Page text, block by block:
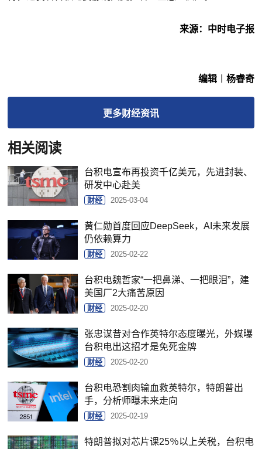
来源：中时电子报
编辑︱杨睿奇
更多财经资讯
相关阅读
台积电宣布再投资千亿美元，先进封装、
研发中心赴美
财经 2025-03-04
黄仁勋首度回应DeepSeek，AI未来发展
仍依赖算力
财经 2025-02-22
台积电魏哲家“一把鼻涕、一把眼泪”，建
美国厂2大痛苦原因
财经 2025-02-20
张忠谋昔对合作英特尔态度曝光，外媒曝
台积电出这招才是免死金牌
财经 2025-02-20
台积电恐割肉输血救英特尔，特朗普出
手，分析师曝未来走向
财经 2025-02-19
特朗普拟对芯片课25％以上关税，台积电